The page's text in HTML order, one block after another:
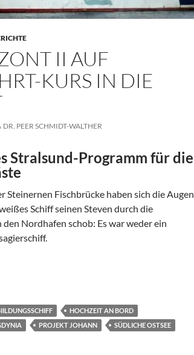
II AUF
KURS IN DIE
DR. PEER SCHMIDT-WALTHER
Stralsund-Programm für die
Steinernen Fischbrücke haben sich die Augen
Schiff seinen Steven durch die
Nordhafen schob: Es war weder ein
Kurs in die Zukunft
HOCHZEIT AN BORD
PROJEKT JOHANN SÜDLICHE OSTSEE